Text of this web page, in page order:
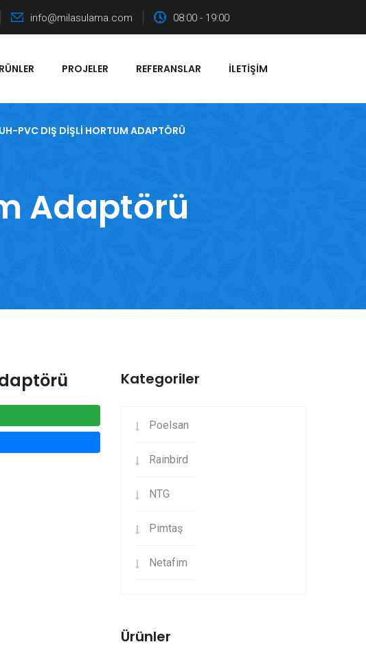
info@milasulama.com 08:00 - 19:00
PROJELER REFERANSLAR İLETIŞIM
UH-PVC DIŞ DIŞLI HORTUM ADAPTÖRÜ
Adaptörü
Kategoriler
Poelsan
Rainbird
NTG
Pimtaş
Netafim
Ürünler